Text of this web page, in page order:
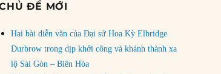
ĐỀ MỚI
Hai bài diễn văn của Đại sứ Hoa Kỳ Elbridge
Durbrow trong dịp khởi công và khánh thành xa
lộ Sài Gòn – Biên Hòa